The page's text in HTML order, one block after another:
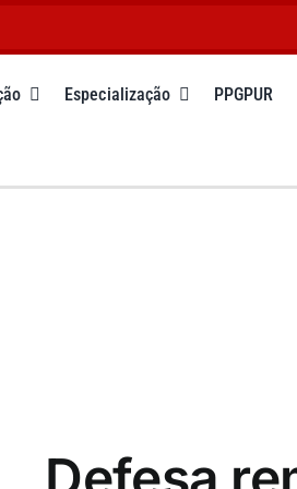
Especialização PPGPUR